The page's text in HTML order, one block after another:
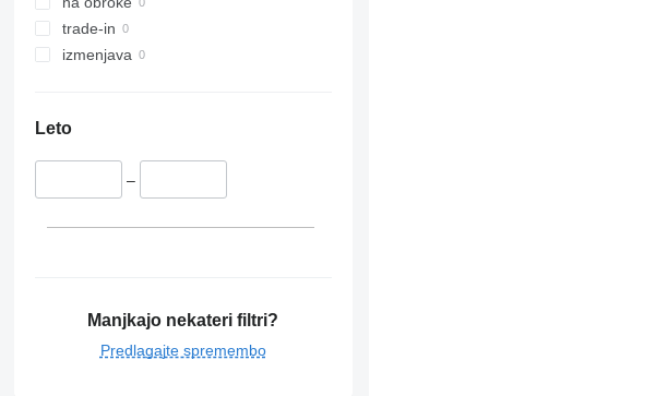
trade-in
izmenjava
Leto
–
Manjkajo nekateri filtri?
Predlagajte spremembo